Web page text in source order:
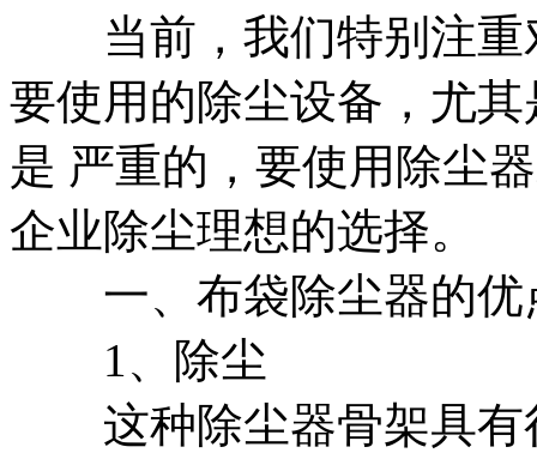
当前，我们特别注重
要使用的除尘设备，尤
是 严重的，要使用除尘
企业除尘理想的选择。
一、布袋除尘器的优
1、除尘
这种除尘器骨架具有